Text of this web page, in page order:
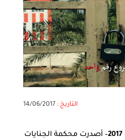
التاريخ : 14/06/2017
– أصدرت محكمة الجنايات